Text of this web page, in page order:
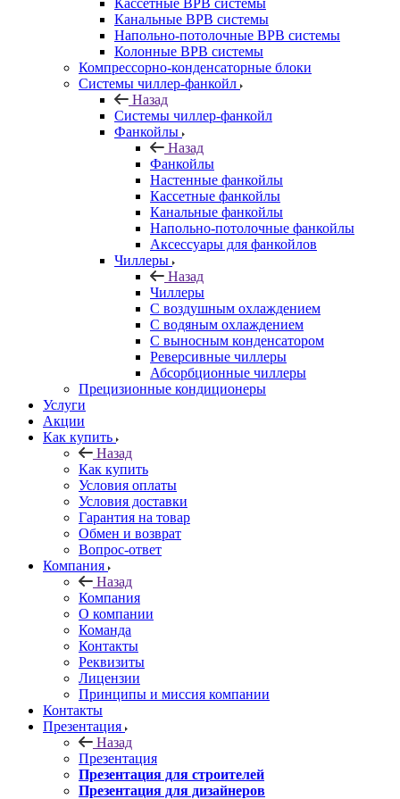
Кассетные ВРВ системы
Канальные ВРВ системы
Напольно-потолочные ВРВ системы
Колонные ВРВ системы
Компрессорно-конденсаторные блоки
Системы чиллер-фанкойл
Назад
Системы чиллер-фанкойл
Фанкойлы
Назад
Фанкойлы
Настенные фанкойлы
Кассетные фанкойлы
Канальные фанкойлы
Напольно-потолочные фанкойлы
Аксессуары для фанкойлов
Чиллеры
Назад
Чиллеры
С воздушным охлаждением
С водяным охлаждением
С выносным конденсатором
Реверсивные чиллеры
Абсорбционные чиллеры
Прецизионные кондиционеры
Услуги
Акции
Как купить
Назад
Как купить
Условия оплаты
Условия доставки
Гарантия на товар
Обмен и возврат
Вопрос-ответ
Компания
Назад
Компания
О компании
Команда
Контакты
Реквизиты
Лицензии
Принципы и миссия компании
Контакты
Презентация
Назад
Презентация
Презентация для строителей
Презентация для дизайнеров